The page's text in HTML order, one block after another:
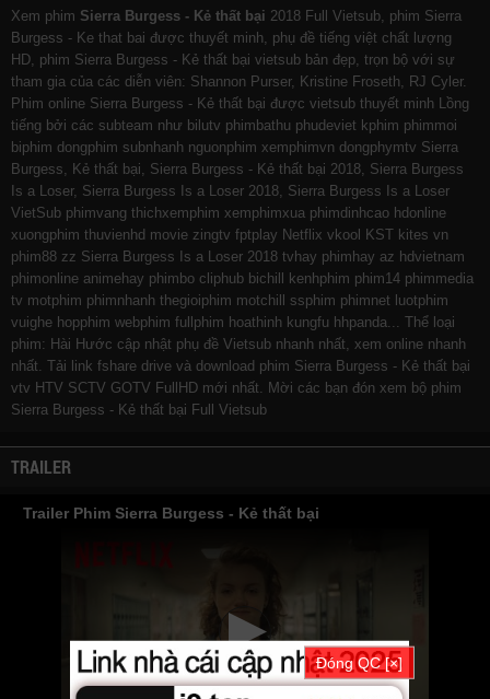
Xem phim Sierra Burgess - Kẻ thất bại 2018 Full Vietsub, phim Sierra
Burgess - Ke that bai được thuyết minh, phụ đề tiếng việt chất lượng
HD, phim Sierra Burgess - Kẻ thất bại vietsub bản đẹp, trọn bộ với sự
tham gia của các diễn viên: Shannon Purser, Kristine Froseth, RJ Cyler.
Phim online Sierra Burgess - Kẻ thất bại được vietsub thuyết minh Lồng
tiếng bởi các subteam như bilutv phimbathu phudeviet kphim phimmoi
biphim dongphim subnhanh nguonphim xemphimvn dongphymtv Sierra
Burgess, Kẻ thất bại, Sierra Burgess - Kẻ thất bại 2018, Sierra Burgess
Is a Loser, Sierra Burgess Is a Loser 2018, Sierra Burgess Is a Loser
VietSub phimvang thichxemphim xemphimxua phimdinhcao hdonline
xuongphim thuvienhd movie zingtv fptplay Netflix vkool KST kites vn
phim88 zz Sierra Burgess Is a Loser 2018 tvhay phimhay az hdvietnam
phimonline animehay phimbo cliphub bichill kenhphim phim14 phimmedia
tv motphim phimnhanh thegioiphim motchill ssphim phimnet luotphim
vuighe hopphim webphim fullphim hoathinh kungfu hhpanda ... Thể loại
phim: Hài Hước cập nhật phụ đề Vietsub nhanh nhất, xem online nhanh
nhất. Tải link fshare drive và download phim Sierra Burgess - Kẻ thất bại
vtv HTV SCTV GOTV FullHD mới nhất. Mời các bạn đón xem bộ phim
Sierra Burgess - Kẻ thất bại Full Vietsub
TRAILER
Trailer Phim Sierra Burgess - Kẻ thất bại
Đóng QC [×]